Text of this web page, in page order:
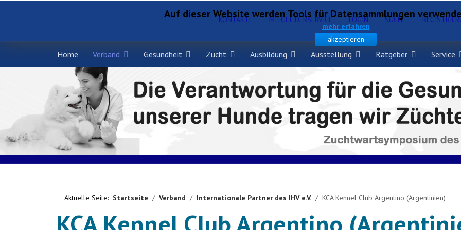
KONTAKTE MITGLIEDERSERVICE LOGIN SUCHE
Home Verband Gesundheit Zucht Ausbildung Ausstellung Ratgeber Service
Aktuelle Seite: Startseite Verband Internationale Partner des IHV e.V. KCA Kennel Club Argentino (Argentinien)
Auf dieser Website werden Tools für Datensammlungen
mehr erfahren
akzeptieren